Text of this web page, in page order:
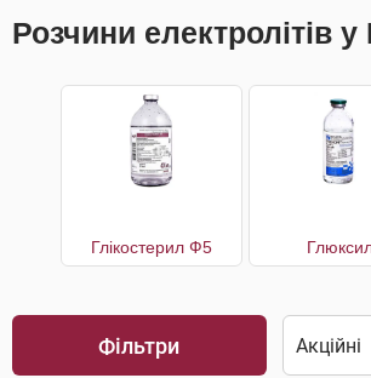
Розчини електролітів
Глікостерил Ф5
Фільтри